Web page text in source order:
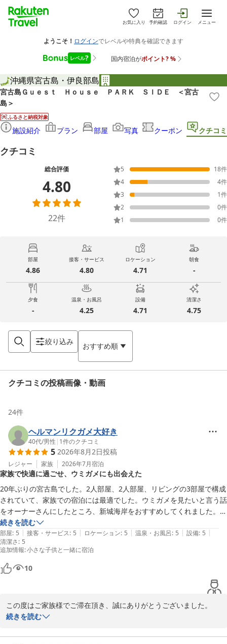
お気に入り 予約確認 ログイン メニュー
沖縄県宮古島・伊良部島
宮古島Ｇｕｅｓｔ Ｈｏｕｓｅ ＰＡＲＫ ＳＩＤＥ ＜宮古
島＞
ふるさと納税対象
施設紹介 プラン 部屋 写真 クーポン クチコミ
クチコミ
総合評価
4.80
22件
5 18件
4
4件
3
1件
2
0件
1
0件
部屋
4.86
接客・サービス
4.80
ロケーション
4.71
朝食
-
夕食
-
温泉・お風呂
4.25
設備
4.71
清潔さ
4.75
絞り込み おすすめ順
クチコミの投稿画像・動画
24件
ヘルマンリクガメ大好き
40代/男性 | 1件のクチコミ
5 2026年8月2日投稿
レジャー 家族 2026年7月宿泊
家族で快適に過ごせ、ウミガメにも出会えた
20年ぶりの宮古島でした。2人部屋、2人部屋、リビングの3部屋で構成
されていて、家族での宿泊には最適でした。ウミガメを見たいと言う話
をオーナーさんにしたところ、新城海岸をおすすめしてくれました。
当初、新城海岸に行く予定はありませんでしたが、初日に行ったとこ
ろ、いきなりウミガメに出会えました。
4泊5日でしたが、次に宮古島に行く時には、またこちらにお世話にな
りたいと思いました。
楽しい時間をありがとうございました！
続きを読む
部屋: 5 | 接客・サービス: 5 | ロケーション: 5 | 温泉・お風呂: 5 | 設備: 5 |
清潔さ: 5
追加情報:小さな子供と一緒に宿泊
10
この度はご家族様でご滞在頂き、誠にありがとうございました。
20年ぶりの宮古島とのことでしたが
た。
続きを読む